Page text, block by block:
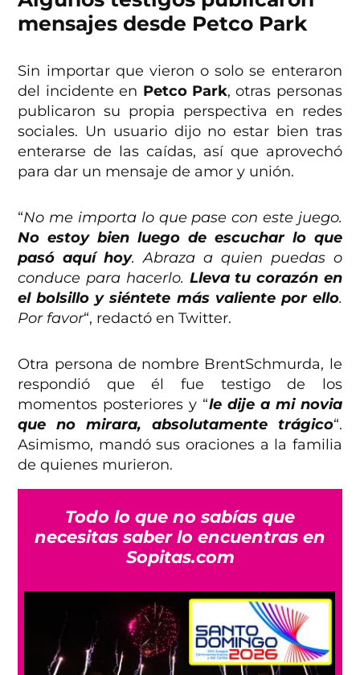
mensajes desde Petco Park
Sin importar que vieron o solo se enteraron
del incidente en Petco Park, otras personas
publicaron su propia perspectiva en redes
sociales. Un usuario dijo no estar bien tras
enterarse de las caídas, así que aprovechó
para dar un mensaje de amor y unión.
“No me importa lo que pase con este juego.
No estoy bien luego de escuchar lo que
pasó aquí hoy. Abraza a quien puedas o
conduce para hacerlo. Lleva tu corazón en
el bolsillo y siéntete más valiente por ello.
Por favor“, redactó en Twitter.
Otra persona de nombre BrentSchmurda, le
respondió que él fue testigo de los
momentos posteriores y “le dije a mi novia
que no mirara, absolutamente trágico“.
Asimismo, mandó sus oraciones a la familia
de quienes murieron.
Todo lo que no sabías que
necesitas saber lo encuentras en
Sopitas.com